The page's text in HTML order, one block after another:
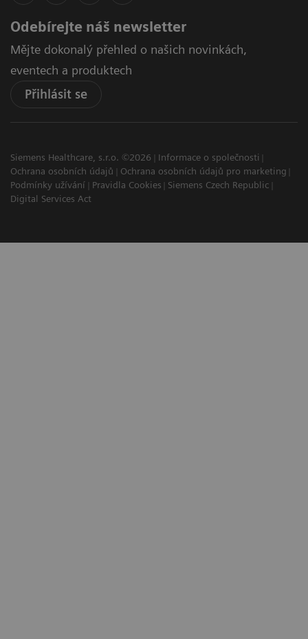
Odebírejte náš newsletter
Mějte dokonalý přehled o našich novinkách,
eventech a produktech
Přihlásit se
Siemens Healthcare, s.r.o. ©2026
Informace o společnosti
Ochrana osobních údajů
Ochrana osobních údajů pro marketing
Podmínky užívání
Pravidla Cookies
Siemens Czech Republic
Digital Services Act